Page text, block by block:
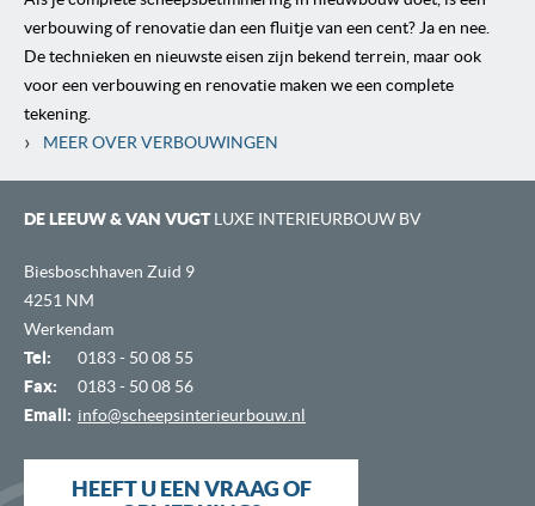
verbouwing of renovatie dan een fluitje van een cent? Ja en nee.
De technieken en nieuwste eisen zijn bekend terrein, maar ook
voor een verbouwing en renovatie maken we een complete
tekening.
› MEER OVER VERBOUWINGEN
DE LEEUW & VAN VUGTLUXE INTERIEURBOUW BV
Biesboschhaven Zuid 9
4251 NM
Werkendam
Tel:
0183 - 50 08 55
Fax:
0183 - 50 08 56
Email: info@scheepsinterieurbouw.nl
HEEFT U EEN VRAAG OF